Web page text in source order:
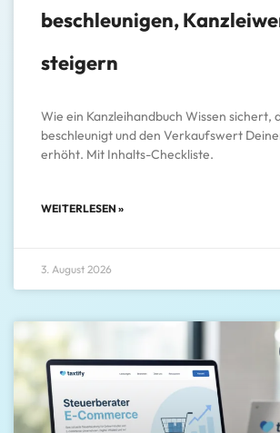
beschleunigen,
steigern
Wie ein Kanzleihandbuch Wissen sichert,
beschleunigt und den Verkaufswert
erhöht. Mit Inhalts-Checkliste.
WEITERLESEN »
3. August 2026